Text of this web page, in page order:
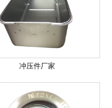
冲压件厂家